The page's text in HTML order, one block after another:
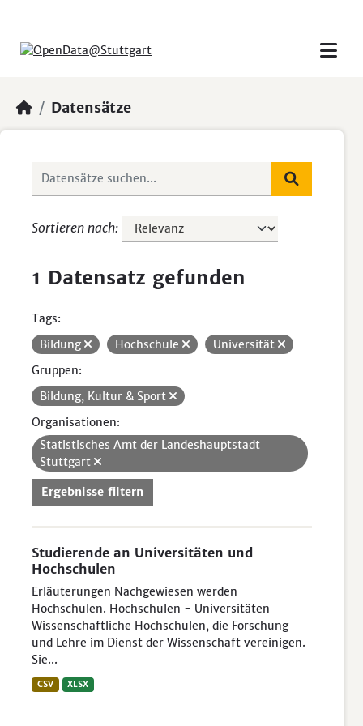
Datensätze
Sortieren nach
1 Datensatz gefunden
Tags:
Bildung
Hochschule
Universität
Gruppen:
Bildung, Kultur & Sport
Organisationen:
Statistisches Amt der Landeshauptstadt
Stuttgart
Ergebnisse filtern
Studierende an Universitäten und
Hochschulen
Erläuterungen Nachgewiesen werden
Hochschulen. Hochschulen - Universitäten
Wissenschaftliche Hochschulen, die Forschung
und Lehre im Dienst der Wissenschaft vereinigen.
Sie...
CSV XLSX